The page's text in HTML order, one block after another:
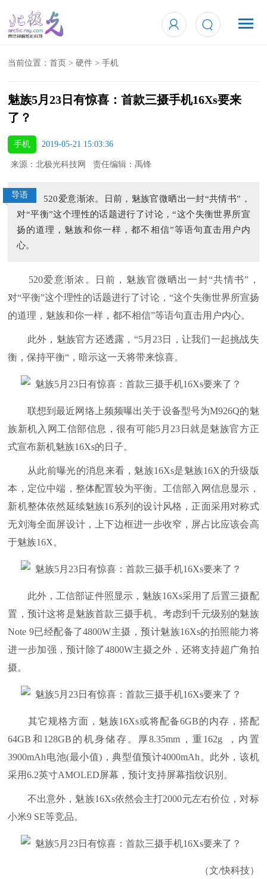
当前位置：首页 >硬件 >手机
魅族5月23日有惊喜：首款三摄手机16Xs要来
了？
手机 2019-05-21 15:03:36
来源：北极光科技网 责任编辑：禹锋
导语
520爱意渐浓。日前，魅族官微晒出一封“共情书”，
对“平衡”这个理性的话题进行了讨论，“这个失衡世界所宣
扬的道理，魅族和你一样，都不相信”等语句直击用户内
心。
520爱意渐浓。日前，魅族官微晒出一封“共情书”，
对“平衡”这个理性的话题进行了讨论，“这个失衡世界所宣扬
的道理，魅族和你一样，都不相信”等语句直击用户内心。
此外，魅族官方还透露，“5月23日，让我们一起挑战失
衡，保持平衡“，暗示这一天将带来惊喜。
联想到最近网络上频频曝出关于设备型号为M926Q的魅
族新机入网工信部信息，很有可能5月23日就是魅族官方正
式宣布新机魅族16Xs的日子。
从此前曝光的消息来看，魅族16Xs是魅族16X的升级版
本，定位中端，整体配置较为平衡。工信部入网信息显示，
新机整体依然延续魅族16系列的设计风格，正面采用对称式
无刘海全面屏设计，上下边框进一步收窄，屏占比应该会高
于魅族16X。
此外，工信部证件照显示，魅族16Xs采用了后置三摄配
置，预计这将是魅族首款三摄手机。考虑到千元级别的魅族
Note 9已经配备了4800W主摄，预计魅族16Xs的拍照能力将
进一步加强，预计除了4800W主摄之外，还将支持超广角拍
摄。
其它规格方面，魅族16Xs或将配备6GB的内存，搭配
64GB和128GB的机身储存。厚8.35mm，重162g ​​​，内置
3900mAh电池(最小值)，典型值预计4000mAh。此外，该机
采用6.2英寸AMOLED屏幕，预计支持屏幕指纹识别。
不出意外，魅族16Xs依然会主打2000元左右价位，对标
小米9 SE等竞品。
（文/快科技）